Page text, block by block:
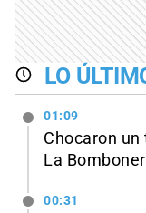
LO
01:09
Chocaron
La
00:31